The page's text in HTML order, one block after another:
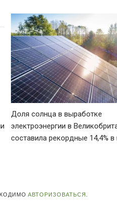
Доля солнца в выработке
электроэнергии в
составила рекордные 14,4%
АВТОРИЗОВАТЬСЯ